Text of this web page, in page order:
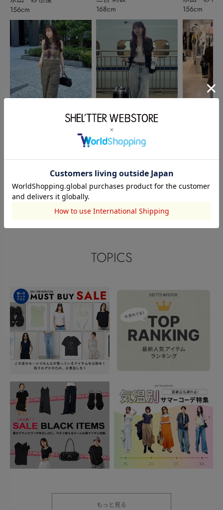
156cm
159cm
168cm
SLY
永田 紗也佳
156cm
このアイテムを見た人がチェックしている商品
TOPICS
もっと見る